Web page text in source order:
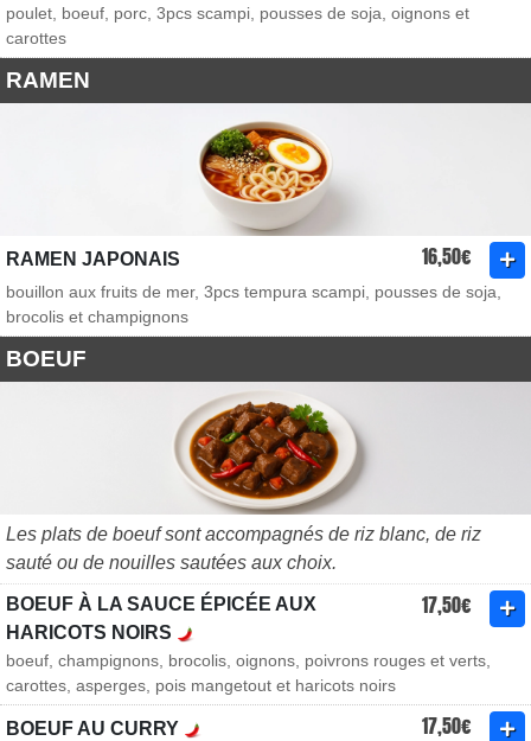
poulet, boeuf, porc, 3pcs scampi, pousses de soja, oignons et
carottes
RAMEN
RAMEN JAPONAIS 16,50€
bouillon aux fruits de mer, 3pcs tempura scampi, pousses de soja,
brocolis et champignons
BOEUF
Les plats de boeuf sont accompagnés de riz blanc, de riz
sauté ou de nouilles sautées aux choix.
BOEUF À LA SAUCE ÉPICÉE AUX
HARICOTS NOIRS
17,50€
boeuf, champignons, brocolis, oignons, poivrons rouges et verts,
carottes, asperges, pois mangetout et haricots noirs
BOEUF AU CURRY 17,50€